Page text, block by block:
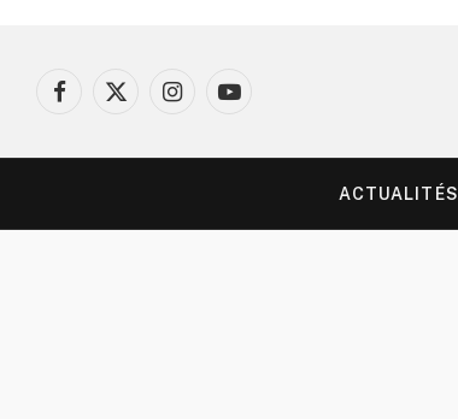
Facebook
X
InstagramYouTube
ACTUALITÉS